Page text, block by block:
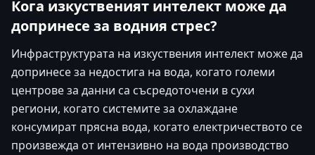
Кога изкуственият интелект може да
допринесе за водния стрес?
Инфраструктурата на изкуствения интелект може да
допринесе за недостига на вода, когато големи
центрове за данни са съсредоточени в сухи
региони, когато системите за охлаждане
консумират прясна вода, когато електричеството се
произвежда от интензивно на вода производство